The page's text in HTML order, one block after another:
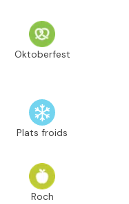
Oktoberfest
Plats froids
Roch